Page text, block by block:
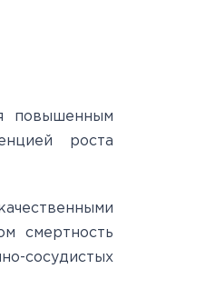
повышенным
роста
смертность
сосудистых